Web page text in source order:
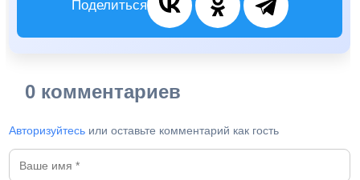
Поделиться
0 комментариев
Авторизуйтесь или оставьте комментарий как гость